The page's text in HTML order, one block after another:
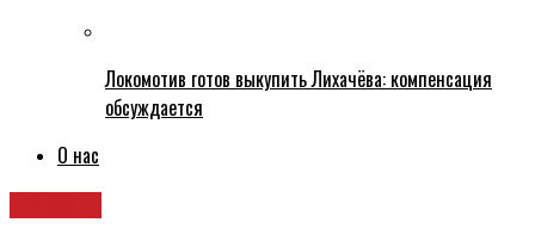
Локомотив готов выкупить Лихачёва: компенсация
обсуждается
О нас